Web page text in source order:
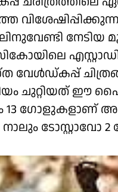
വേൾഡ്കപ്പ്
ചുറ്റിയത് ഈ
13 ​ഗോളുകളാണ്
ടോസ്റ്റാവോ